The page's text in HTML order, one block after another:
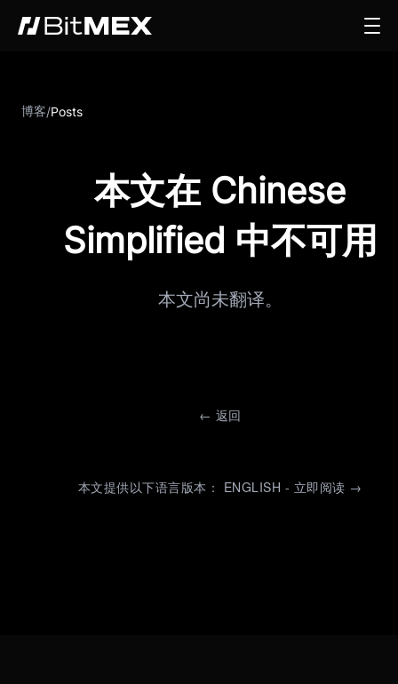
博客/Posts
本文在 Chinese
Simplified 中不可用
本文尚未翻译。
← 返回
本文提供以下语言版本： ENGLISH - 立即阅读 →